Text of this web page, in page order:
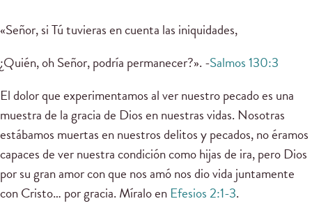
«Señor, si Tú tuvieras en cuenta las iniquidades,
¿Quién, oh Señor, podría permanecer?». -Salmos 130:3
El dolor que experimentamos al ver nuestro pecado es una
muestra de la gracia de Dios en nuestras vidas. Nosotras
estábamos muertas en nuestros delitos y pecados, no éramos
capaces de ver nuestra condición como hijas de ira, pero Dios
por su gran amor con que nos amó nos dio vida juntamente
con Cristo… por gracia. Míralo en Efesios 2:1-3.